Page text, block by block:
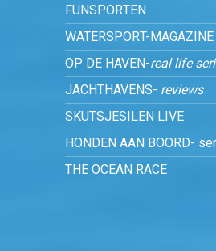
FUNSPORTEN
WATERSPORT-MAGAZINE
OP DE HAVEN-real life
JACHTHAVENS- reviews
SKUTSJESILEN LIVE
HONDEN AAN BOORD-
THE OCEAN RACE